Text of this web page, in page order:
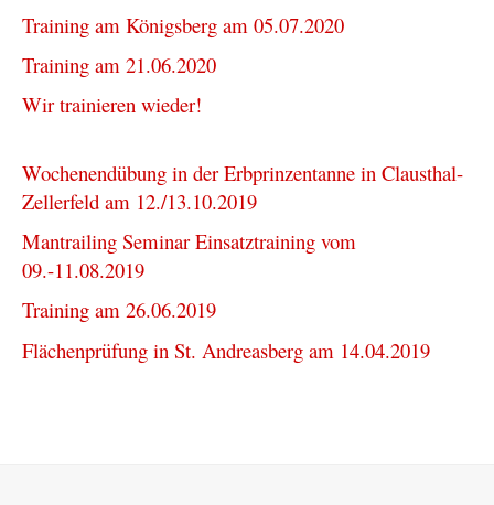
Training am Königsberg am 05.07.2020
Training am 21.06.2020
Wir trainieren wieder!
Wochenendübung in der Erbprinzentanne in Clausthal-
Zellerfeld am 12./13.10.2019
Mantrailing Seminar Einsatztraining vom
09.-11.08.2019
Training am 26.06.2019
Flächenprüfung in St. Andreasberg am 14.04.2019